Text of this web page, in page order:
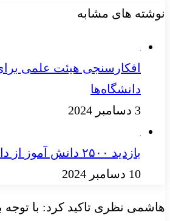
نوشته های مشابه
افکارسنجی هیئت علمی
دانشگاه‌ها
3 دسامبر 2024
بازدید ۲۵۰۰ دانش آموز از دانشگاه شهید بهشتی
10 دسامبر 2024
هاشمی نظری تاکید کرد: با